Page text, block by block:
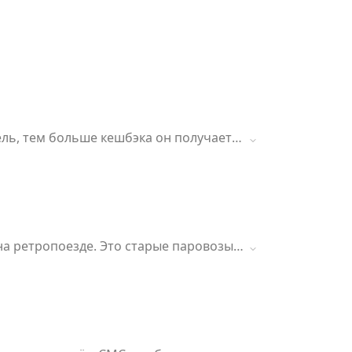
тем больше кешбэка он получает!
в других сервисах Яндекса. В
5% кешбэка, а активные клиенты
одного бронирования! Кешбэк 5%
ретропоезде. Это старые паровозы,
страница истории страны.